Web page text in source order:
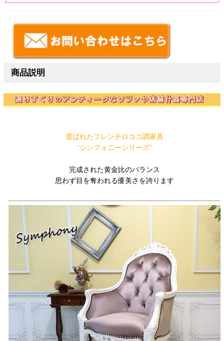
商品説明
選ばれたフレンチロココ調家具
”シンフォニーシリーズ”
完成された黄金比のバランス
思わず目を奪われる優美さを誇ります